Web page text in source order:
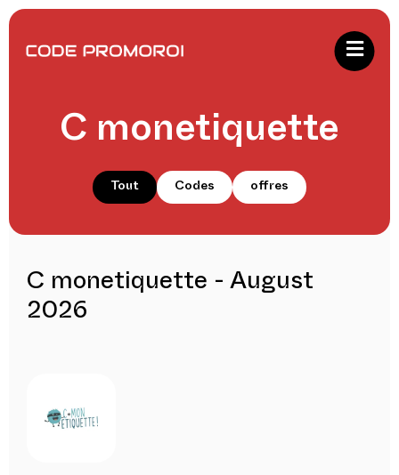
C monetiquette
Tout Codes offres
C monetiquette - August
2026